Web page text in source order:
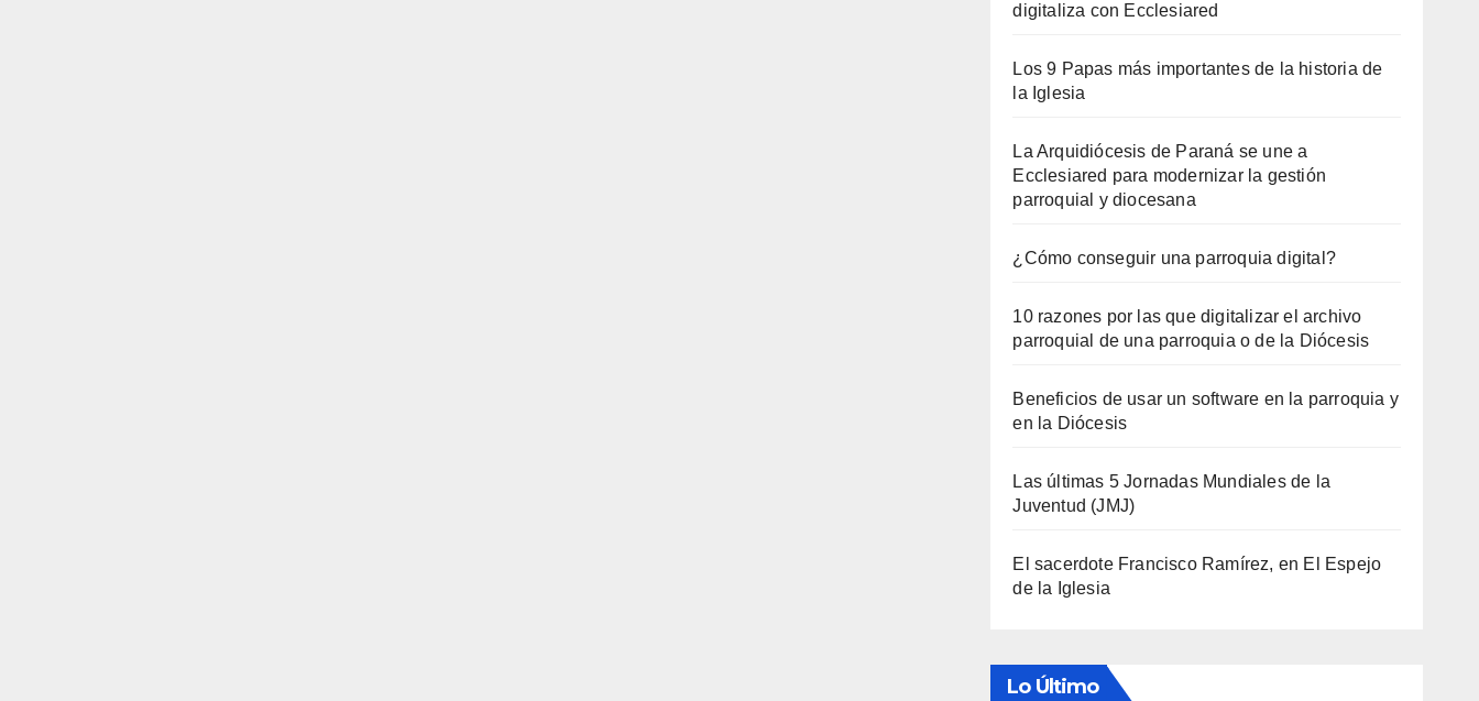
digitaliza con Ecclesiared
Los 9 Papas más importantes de la historia de
la Iglesia
La Arquidiócesis de Paraná se une a
Ecclesiared para modernizar la gestión
parroquial y diocesana
¿Cómo conseguir una parroquia digital?
10 razones por las que digitalizar el archivo
parroquial de una parroquia o de la Diócesis
Beneficios de usar un software en la parroquia y
en la Diócesis
Las últimas 5 Jornadas Mundiales de la
Juventud (JMJ)
El sacerdote Francisco Ramírez, en El Espejo
de la Iglesia
Lo Último